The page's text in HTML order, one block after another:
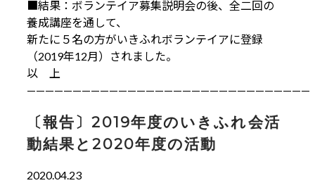
■結果：ボランテイア募集説明会の後、全二回の
養成講座を通して、
新たに５名の方がいきふれボランテイアに登録
（2019年12月）されました。
以 上
———————————————————————————————
〔報告〕2019年度のいきふれ会活
動結果と2020年度の活動
2020.04.23